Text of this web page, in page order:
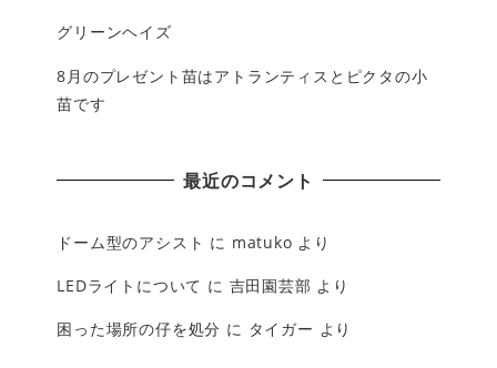
グリーンヘイズ
8月のプレゼント苗はアトランティスとピクタの小
苗です
最近のコメント
ドーム型のアシスト に matuko より
LEDライトについて に 吉田園芸部 より
困った場所の仔を処分 に タイガー より